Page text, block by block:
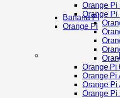
Banana Pi
Orange Pi
Orange Pi
Orange Pi
Orange Pi
Orange Pi
Orange Pi
Orange Pi